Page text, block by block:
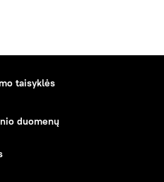
taisyklės
duomenų